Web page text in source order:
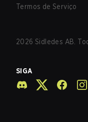
Termos de Serviço
2026 Sidledes AB.
SIGA